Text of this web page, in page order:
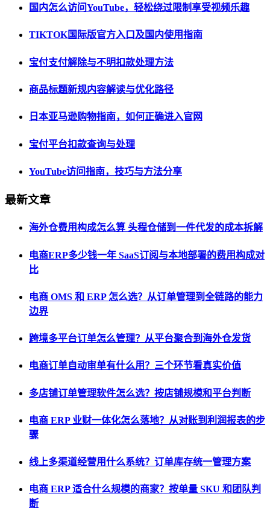
国内怎么访问YouTube，轻松绕过限制享受视频乐趣
TIKTOK国际版官方入口及国内使用指南
宝付支付解除与不明扣款处理方法
商品标题新规内容解读与优化路径
日本亚马逊购物指南，如何正确进入官网
宝付平台扣款查询与处理
YouTube访问指南，技巧与方法分享
最新文章
海外仓费用构成怎么算 头程仓储到一件代发的成本拆解
电商ERP多少钱一年 SaaS订阅与本地部署的费用构成对
比
电商 OMS 和 ERP 怎么选？从订单管理到全链路的能力
边界
跨境多平台订单怎么管理？从平台聚合到海外仓发货
电商订单自动审单有什么用？三个环节看真实价值
多店铺订单管理软件怎么选？按店铺规模和平台判断
电商 ERP 业财一体化怎么落地？从对账到利润报表的步
骤
线上多渠道经营用什么系统？订单库存统一管理方案
电商 ERP 适合什么规模的商家？按单量 SKU 和团队判
断